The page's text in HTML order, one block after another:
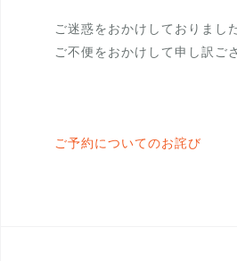
ご迷惑をおかけしておりまし
ご不便をおかけして申し訳ご
ご予約についてのお詫び